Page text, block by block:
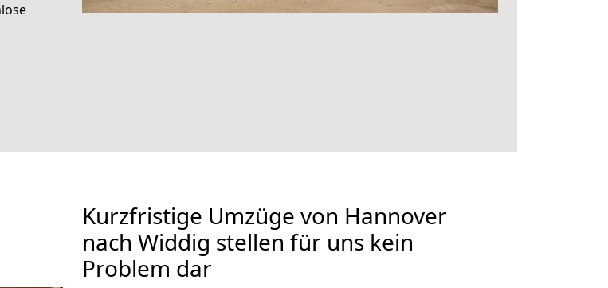
Kurzfristige Umzüge von Hannover
nach Widdig stellen für uns kein
Problem dar